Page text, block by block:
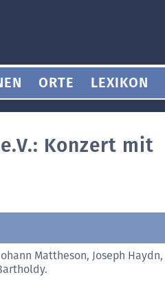
ORTE LEXIKON
Konzert mit
Mattheson, Joseph Haydn,